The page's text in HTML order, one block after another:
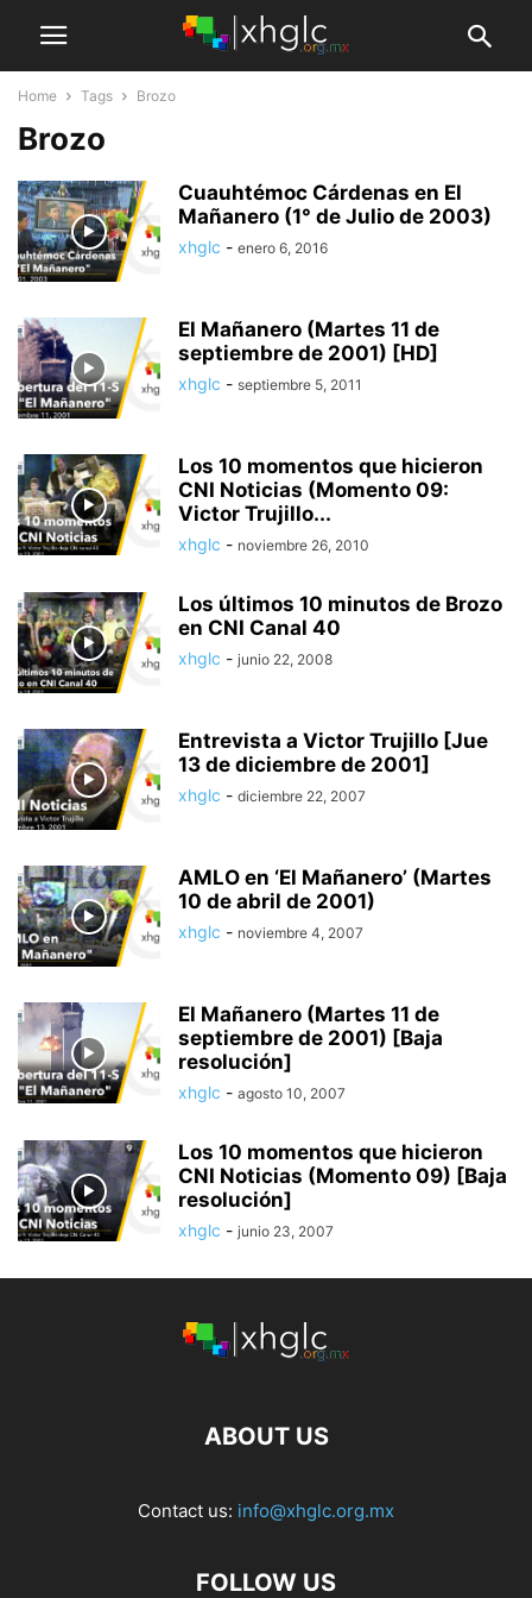
Home Tags Brozo
Brozo
Cuauhtémoc Cárdenas en El
Mañanero (1° de Julio de 2003)
xhglc - enero 6, 2016
El Mañanero (Martes 11 de
septiembre de 2001) [HD]
xhglc - septiembre 5, 2011
Los 10 momentos que hicieron
CNI Noticias (Momento 09:
Victor Trujillo...
xhglc - noviembre 26, 2010
Los últimos 10 minutos de Brozo
en CNI Canal 40
xhglc - junio 22, 2008
Entrevista a Victor Trujillo [Jue
13 de diciembre de 2001]
xhglc - diciembre 22, 2007
AMLO en ‘El Mañanero’ (Martes
10 de abril de 2001)
xhglc - noviembre 4, 2007
El Mañanero (Martes 11 de
septiembre de 2001) [Baja
resolución]
xhglc - agosto 10, 2007
Los 10 momentos que hicieron
CNI Noticias (Momento 09) [Baja
resolución]
xhglc - junio 23, 2007
ABOUT US
Contact us: info@xhglc.org.mx
FOLLOW US